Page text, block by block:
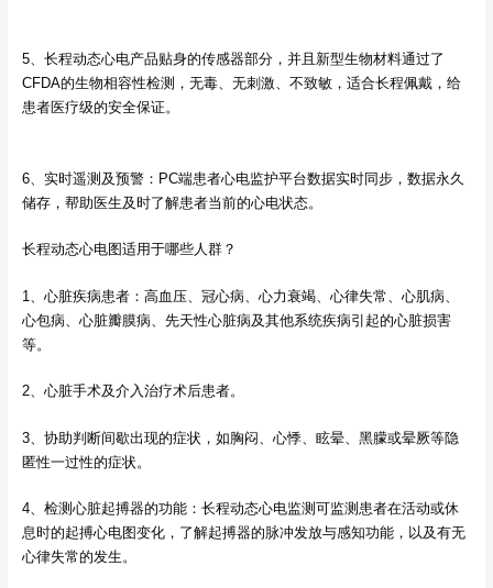
5、长程动态心电产品贴身的传感器部分，并且新型生物材料通过了
CFDA的生物相容性检测，无毒、无刺激、不致敏，适合长程佩戴，给
患者医疗级的安全保证。
6、实时遥测及预警：PC端患者心电监护平台数据实时同步，数据永久
储存，帮助医生及时了解患者当前的心电状态。
长程动态心电图适用于哪些人群？
1、心脏疾病患者：高血压、冠心病、心力衰竭、心律失常、心肌病、
心包病、心脏瓣膜病、先天性心脏病及其他系统疾病引起的心脏损害
等。
2、心脏手术及介入治疗术后患者。
3、协助判断间歇出现的症状，如胸闷、心悸、眩晕、黑朦或晕厥等隐
匿性一过性的症状。
4、检测心脏起搏器的功能：长程动态心电监测可监测患者在活动或休
息时的起搏心电图变化，了解起搏器的脉冲发放与感知功能，以及有无
心律失常的发生。